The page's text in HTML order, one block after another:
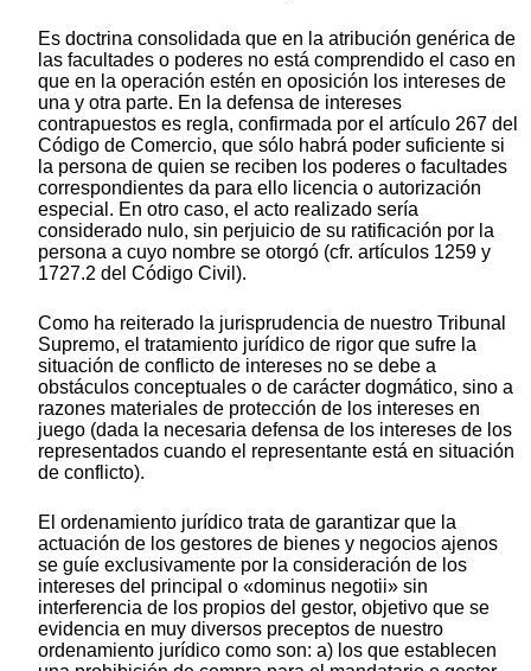
Es doctrina consolidada que en la atribución genérica de
las facultades o poderes no está comprendido el caso en
que en la operación estén en oposición los intereses de
una y otra parte. En la defensa de intereses
contrapuestos es regla, confirmada por el artículo 267 del
Código de Comercio, que sólo habrá poder suficiente si
la persona de quien se reciben los poderes o facultades
correspondientes da para ello licencia o autorización
especial. En otro caso, el acto realizado sería
considerado nulo, sin perjuicio de su ratificación por la
persona a cuyo nombre se otorgó (cfr. artículos 1259 y
1727.2 del Código Civil).
Como ha reiterado la jurisprudencia de nuestro Tribunal
Supremo, el tratamiento jurídico de rigor que sufre la
situación de conflicto de intereses no se debe a
obstáculos conceptuales o de carácter dogmático, sino a
razones materiales de protección de los intereses en
juego (dada la necesaria defensa de los intereses de los
representados cuando el representante está en situación
de conflicto).
El ordenamiento jurídico trata de garantizar que la
actuación de los gestores de bienes y negocios ajenos
se guíe exclusivamente por la consideración de los
intereses del principal o «dominus negotii» sin
interferencia de los propios del gestor, objetivo que se
evidencia en muy diversos preceptos de nuestro
ordenamiento jurídico como son: a) los que establecen